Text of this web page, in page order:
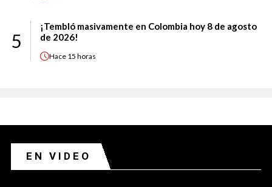
5
¡Tembló masivamente en Colombia hoy 8 de agosto
de 2026!
Hace 15 horas
EN VIDEO